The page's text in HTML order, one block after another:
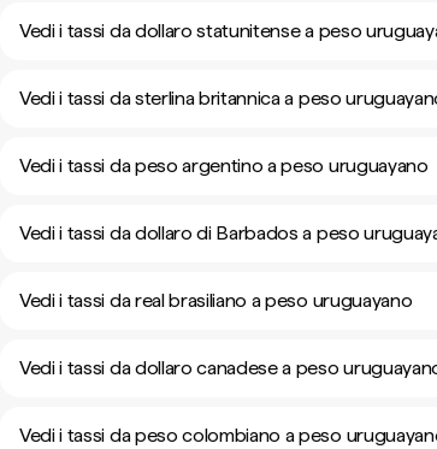
Vedi i tassi da dollaro statunitense a peso
Vedi i tassi da sterlina britannica a peso
Vedi i tassi da peso argentino a peso uruguayano
Vedi i tassi da dollaro di Barbados a peso
Vedi i tassi da real brasiliano a peso uruguayano
Vedi i tassi da dollaro canadese a peso
Vedi i tassi da peso colombiano a peso